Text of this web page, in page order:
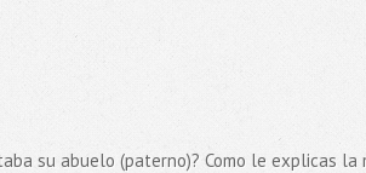
su abuelo (paterno)? Como le explicas la